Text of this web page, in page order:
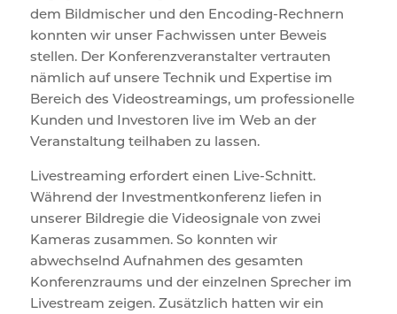
dem Bildmischer und den Encoding-Rechnern
konnten wir unser Fachwissen unter Beweis
stellen. Der Konferenzveranstalter vertrauten
nämlich auf unsere Technik und Expertise im
Bereich des Videostreamings, um professionelle
Kunden und Investoren live im Web an der
Veranstaltung teilhaben zu lassen.
Livestreaming erfordert einen Live-Schnitt.
Während der Investmentkonferenz liefen in
unserer Bildregie die Videosignale von zwei
Kameras zusammen. So konnten wir
abwechselnd Aufnahmen des gesamten
Konferenzraums und der einzelnen Sprecher im
Livestream zeigen. Zusätzlich hatten wir ein